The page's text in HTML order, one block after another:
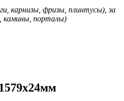
карнизы, фризы, плинтусы), за
камины, порталы)